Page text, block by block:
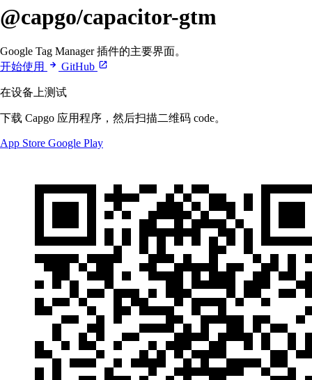
@capgo/capacitor-gtm
Google Tag Manager 插件的主要界面。
开始使用
GitHub
在设备上测试
下载 Capgo 应用程序，然后扫描二维码 code。
App Store Google Play